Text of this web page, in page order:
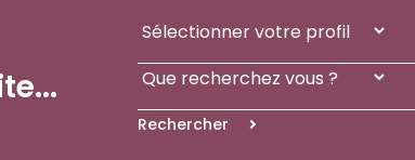
Rechercher